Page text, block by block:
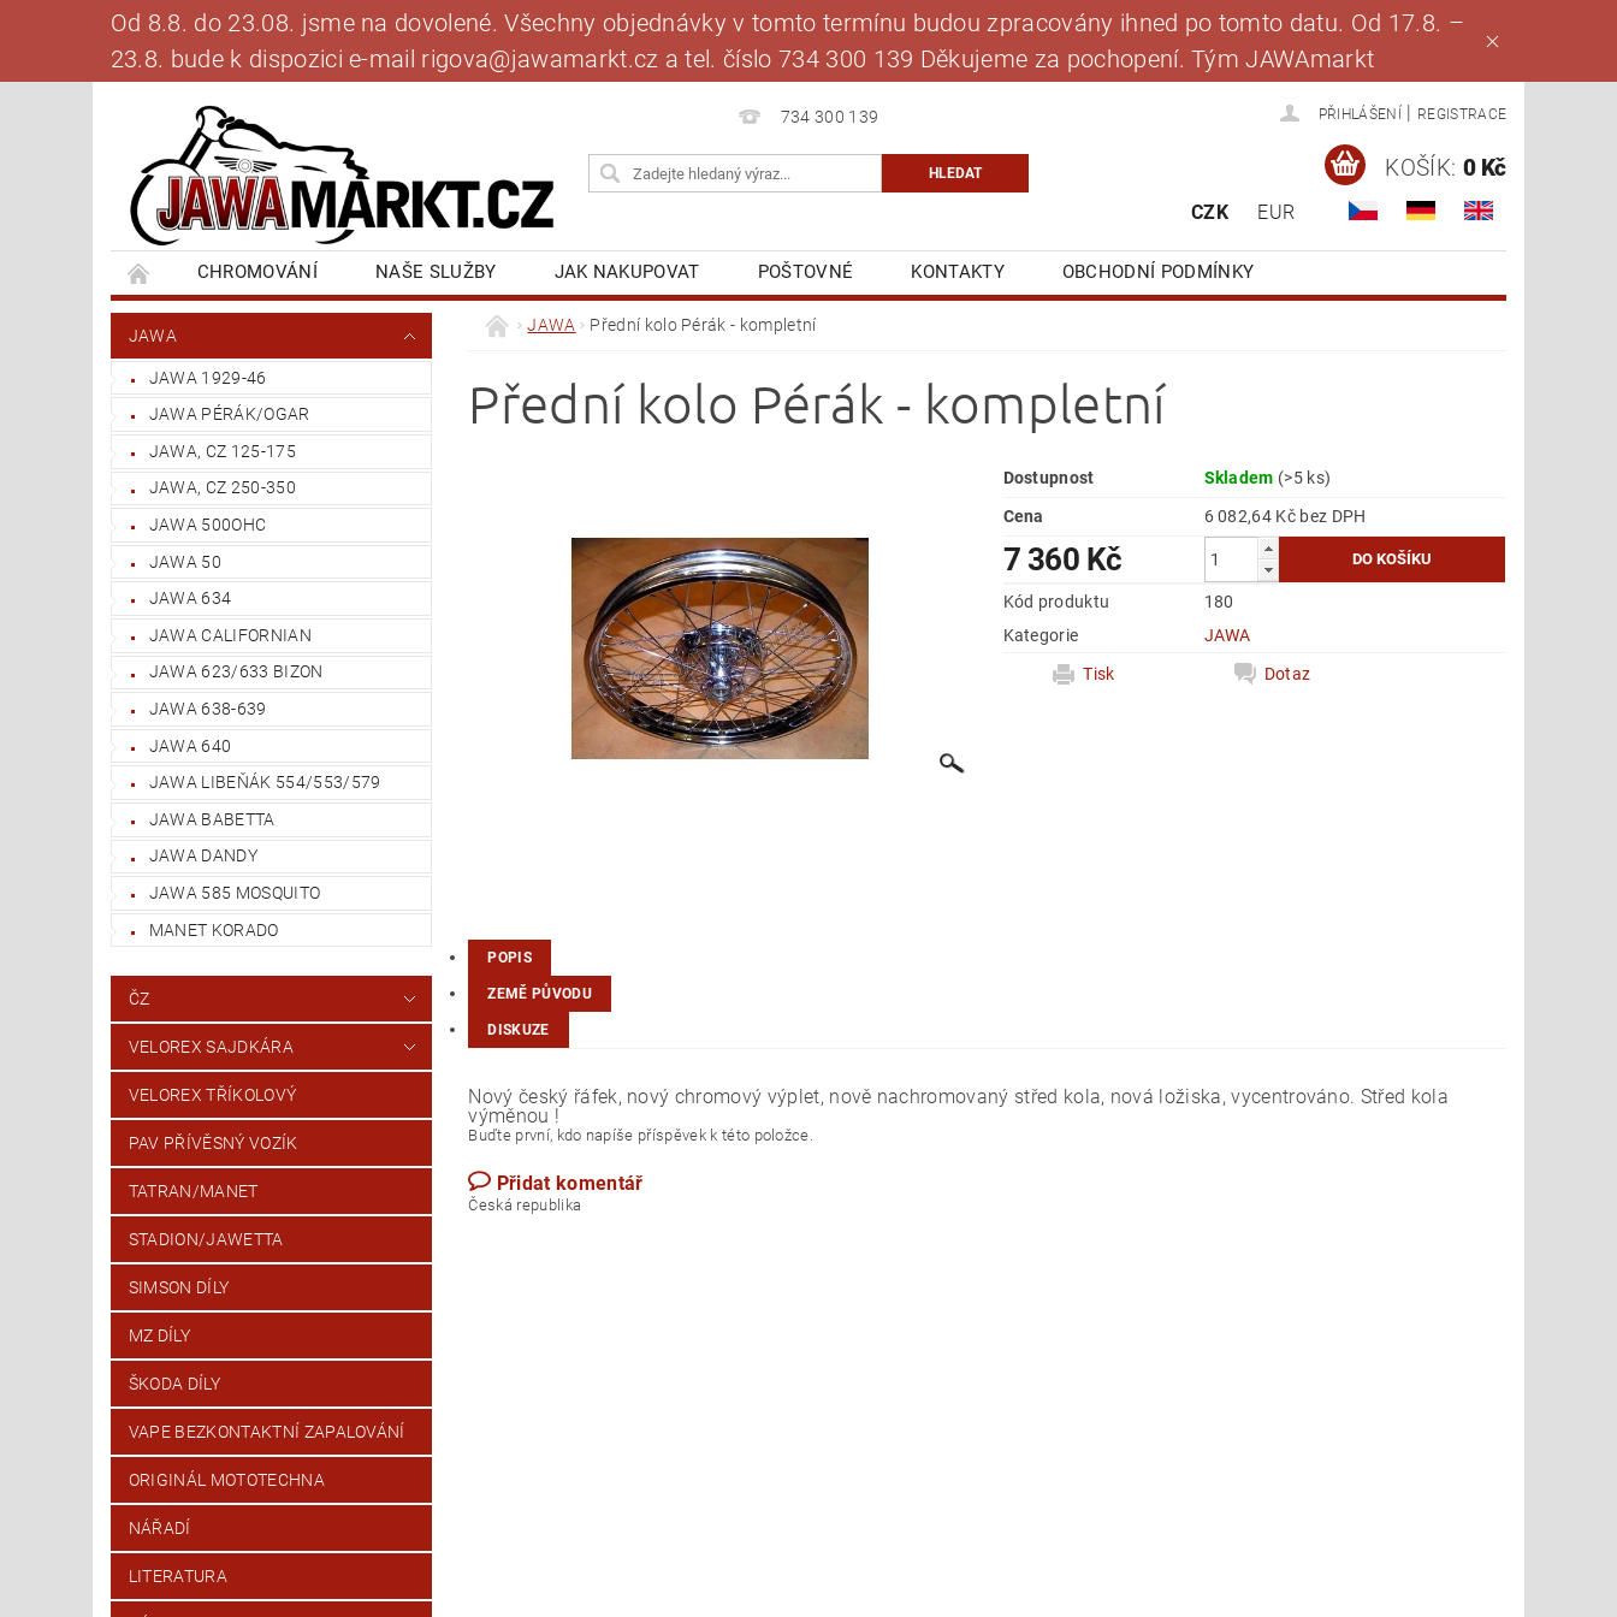
Od 8.8. do 23.08. jsme na dovolené. Všechny objednávky v tomto termínu budou zpracovány ihned po tomto datu. Od 17.8. –
23.8. bude k dispozici e-mail rigova@jawamarkt.cz a tel. číslo 734 300 139 Děkujeme za pochopení. Tým JAWAmarkt
734 300 139 PŘIHLÁŠENÍ REGISTRACE
CZK EUR
KOŠÍK: 0 Kč
CHROMOVÁNÍ NAŠE SLUŽBY JAK NAKUPOVAT POŠTOVNÉ KONTAKTY
OBCHODNÍ PODMÍNKY
BANKOVNÍ SPOJENÍ
NAPIŠTE NÁM BLOG MOJE OBJEDNÁVKA
JAWA
JAWA 1929-46
JAWA PÉRÁK/OGAR
JAWA, CZ 125-175
JAWA, CZ 250-350
JAWA 500OHC
JAWA 50
JAWA 634
JAWA CALIFORNIAN
JAWA 623/633 BIZON
JAWA 638-639
JAWA 640
JAWA LIBEŇÁK 554/553/579
JAWA BABETTA
JAWA DANDY
JAWA 585 MOSQUITO
MANET KORADO
ČZ
VELOREX SAJDKÁRA
VELOREX TŘÍKOLOVÝ
PAV PŘÍVĚSNÝ VOZÍK
TATRAN/MANET
STADION/JAWETTA
SIMSON DÍLY
MZ DÍLY
ŠKODA DÍLY
VAPE BEZKONTAKTNÍ ZAPALOVÁNÍ
ORIGINÁL MOTOTECHNA
NÁŘADÍ
LITERATURA
JAWA Přední kolo Pérák - kompletní
Přední kolo Pérák - kompletní
Dostupnost Skladem (>5 ks)
Cena
6 082,64 Kč bez DPH
7 360 Kč
Kód produktu
180
Kategorie
JAWA
Tisk
Dotaz
POPIS
ZEMĚ PŮVODU
DISKUZE
Nový český řáfek, nový chromový výplet, nově nachromovaný střed kola, nová ložiska, vycentrováno. Střed kola
výměnou !
Buďte první, kdo napíše příspěvek k této položce.
Přidat komentář
Česká republika